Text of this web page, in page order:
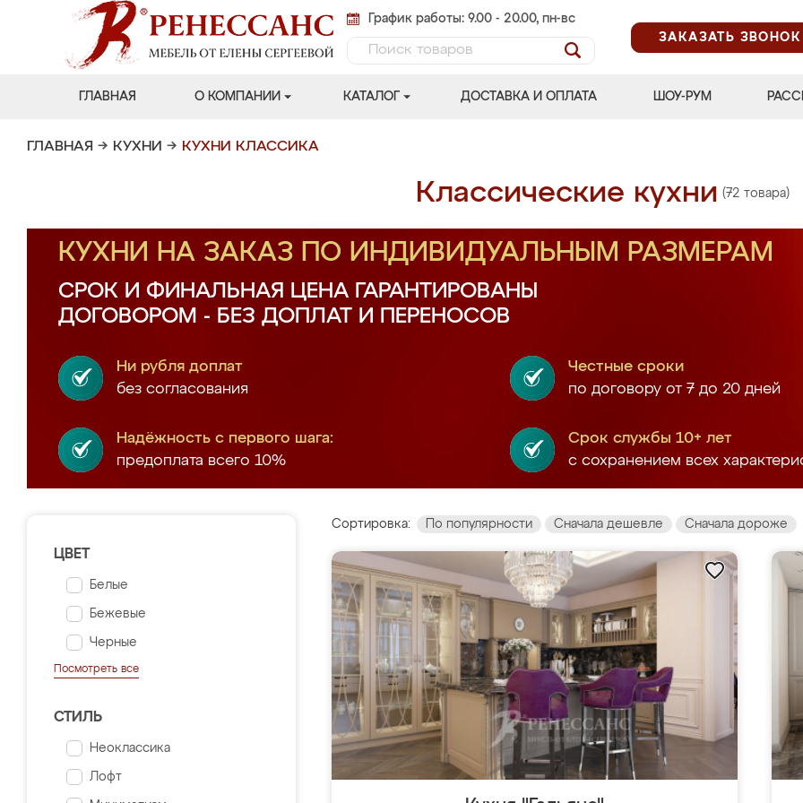
График работы: 9.00 - 20.00, пн-вс
ЗАКАЗАТЬ ЗВОНОК
ГЛАВНАЯ О КОМПАНИИ КАТАЛОГ ДОСТАВКА И ОПЛАТА ШОУ-РУМ
ГЛАВНАЯ → КУХНИ → КУХНИ КЛАССИКА
Классические кухни (72 товара)
КУХНИ НА ЗАКАЗ ПО ИНДИВИДУАЛЬНЫМ РАЗМЕРАМ
СРОК И ФИНАЛЬНАЯ ЦЕНА ГАРАНТИРОВАНЫ
ДОГОВОРОМ - БЕЗ ДОПЛАТ И ПЕРЕНОСОВ
Ни рубля доплат
без согласования
Честные сроки
по договору от 7 до 20 дней
Надёжность с первого шага:
предоплата всего 10%
Срок службы 10+ лет
с сохранением всех
ЦВЕТ
Белые
Бежевые
Черные
Посмотреть все
СТИЛЬ
Неоклассика
Лофт
Сортировка: По популярности Сначала дешевле Сначала дороже